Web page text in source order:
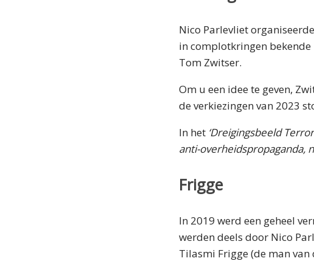
Nico Parlevliet
in complotkringen
Tom Zwitser.
Om u een idee te geven,
de verkiezingen van 2023
In het ‘Dreigingsbeeld
anti-overheidspropaganda,
Frigge
In 2019 werd een geheel
werden deels door Nico
Tilasmi Frigge (de man van